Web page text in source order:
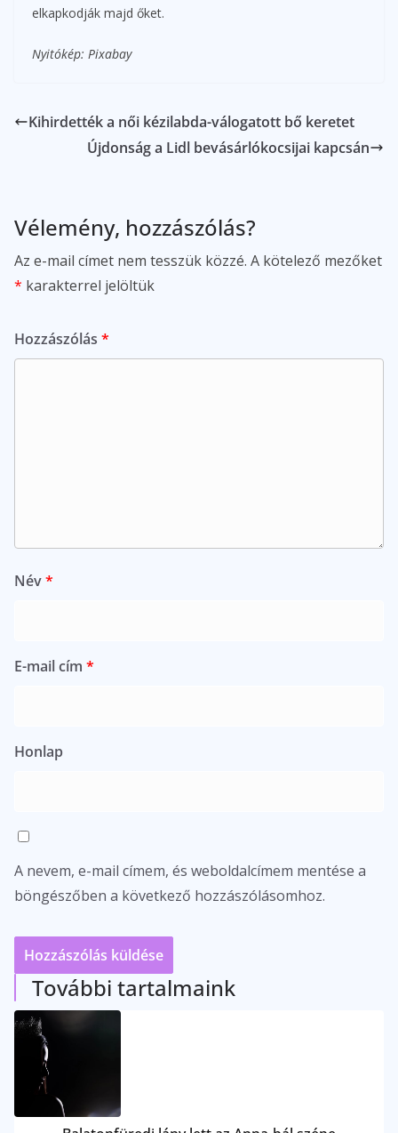
elkapkodják majd őket.
Nyitókép: Pixabay
Kihirdették a női kézilabda-válogatott bő keretet
Újdonság a Lidl bevásárlókocsijai kapcsán
Vélemény, hozzászólás?
Az e-mail címet nem tesszük közzé. A kötelező mezőket
* karakterrel jelöltük
Hozzászólás *
Név*
E-mail cím *
Honlap
A nevem, e-mail címem, és weboldalcímem mentése a
böngészőben a következő hozzászólásomhoz.
További tartalmaink